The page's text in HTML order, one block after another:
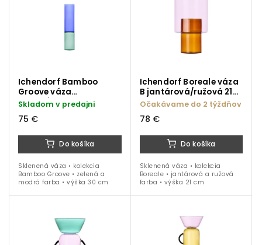
Ichendorf Bamboo
Groove váza
zelená/modrá 30 cm
Skladom v predajni
75 €
Do košíka
Sklenená váza • kolekcia
Bamboo Groove • zelená a
modrá farba • výška 30 cm
Ichendorf Boreale váza
B jantárová/ružová 21
cm
Očakávame do 2 týždňov
78 €
Do košíka
Sklenená váza • kolekcia
Boreale • jantárová a ružová
farba • výška 21 cm